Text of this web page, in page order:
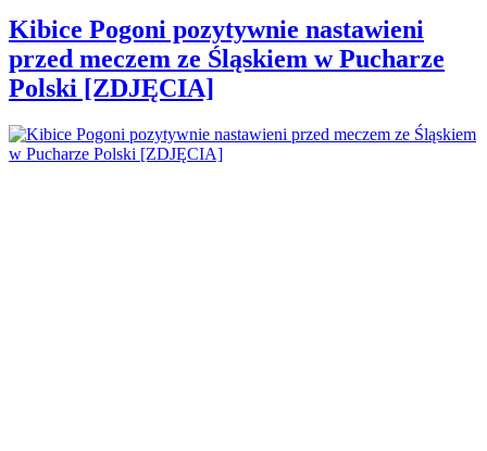
Kibice Pogoni pozytywnie nastawieni
przed meczem ze Śląskiem w Pucharze
Polski [ZDJĘCIA]